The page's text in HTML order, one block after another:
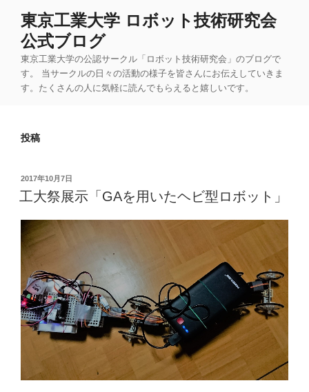
東京工業大学 ロボット技術研究会
公式ブログ
東京工業大学の公認サークル「ロボット技術研究会」のブログで
す。 当サークルの日々の活動の様子を皆さんにお伝えしていきま
す。たくさんの人に気軽に読んでもらえると嬉しいです。
投稿
投
稿
日:
2017年10月7日
工大祭展示「GAを用いたヘビ型ロボット」